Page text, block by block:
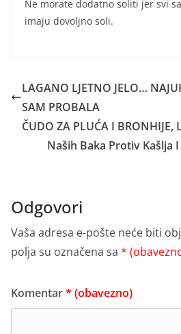
Ne morate dodatno soliti jer svi
imaju dovoljno soli.
LAGANO LJETNO JELO…
SAM PROBALA
ČUDO ZA PLUĆA I BRONHIJE,
Naših Baka Protiv Kašlja
Odgovori
Vaša adresa e-pošte neće biti
polja su označena sa *
Komentar* (obavezno)